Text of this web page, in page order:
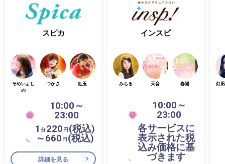
スピカ
そめいよし
の
つかさ 紅玉
10:00～
23:00
1 分220 円(税込)
～660 円(税込)
詳細を見る
インスピ
みちる 天音 春陽
10:00～
23:00
各サービスに
表示された税
込み価格に基
づきます
灯